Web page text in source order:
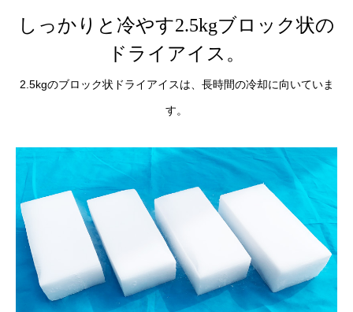
氷関連 価格改定のお知らせ
2026.06.29
朝は強い雨が降って
2025.05.19
しっかりと冷やす2.5kgブロック状の
ドライアイス。
2.5kgのブロック状ドライアイスは、長時間の冷却に向いていま
す。